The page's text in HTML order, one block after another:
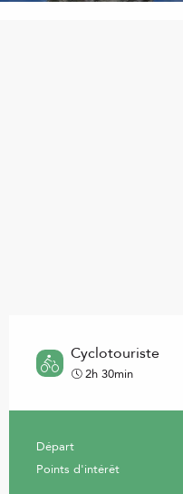
Cyclotouriste
2h 30min
Informations
Départ
Points d'intérêt